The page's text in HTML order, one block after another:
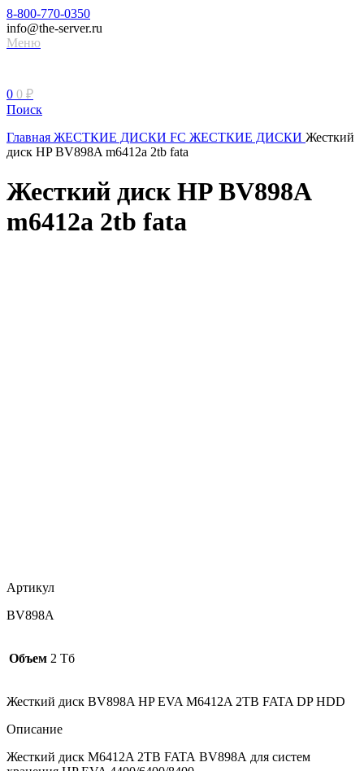
8-800-770-0350
info@the-server.ru
Меню
0 0 ₽
Поиск
Главная ЖЕСТКИЕ ДИСКИ FC ЖЕСТКИЕ ДИСКИ Жесткий
диск HP BV898A m6412a 2tb fata
Жесткий диск HP BV898A
m6412a 2tb fata
Артикул
BV898A
Объем 2 Тб
Жесткий диск BV898A HP EVA M6412A 2TB FATA DP HDD
Описание
Жесткий диск M6412A 2TB FATA BV898A для систем